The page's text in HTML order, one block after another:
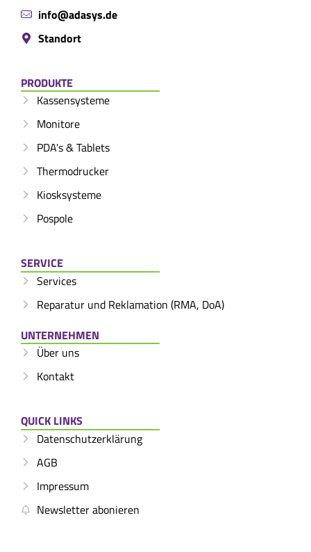
info@adasys.de
Standort
PRODUKTE
Kassensysteme
Monitore
PDA's & Tablets
Thermodrucker
Kiosksysteme
Pospole
SERVICE
Services
Reparatur und Reklamation (RMA, DoA)
UNTERNEHMEN
Über uns
Kontakt
QUICK LINKS
Datenschutzerklärung
AGB
Impressum
Newsletter abonieren